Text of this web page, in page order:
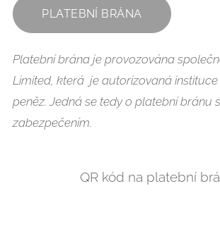
PLATEBNÍ BRÁNA
Platební brána je provozována
Limited, která je autorizovaná
peněz. Jedná se tedy o platební bránu
zabezpečením.
QR kód na platební